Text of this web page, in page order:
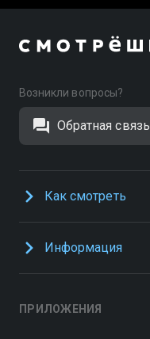
Возникли вопросы?
Обратная связь
Как смотреть
Информация
ПРИЛОЖЕНИЯ